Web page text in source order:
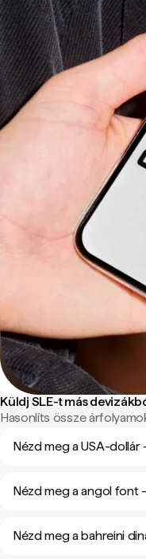
Küldj SLE-t más
Hasonlíts össze
Nézd meg a USA-
Nézd meg a angol font
Nézd meg a bahreini